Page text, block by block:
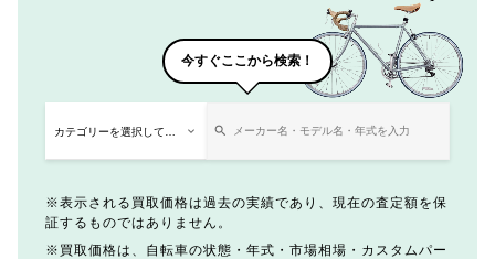
今すぐここから検索！
表示される買取価格は過去の実績であり、現在の査定額を保
証するものではありません。
買取価格は、自転車の状態・年式・市場相場・カスタムパー